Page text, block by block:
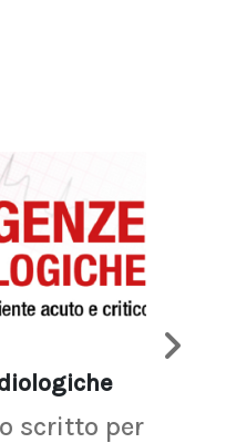
scritto per